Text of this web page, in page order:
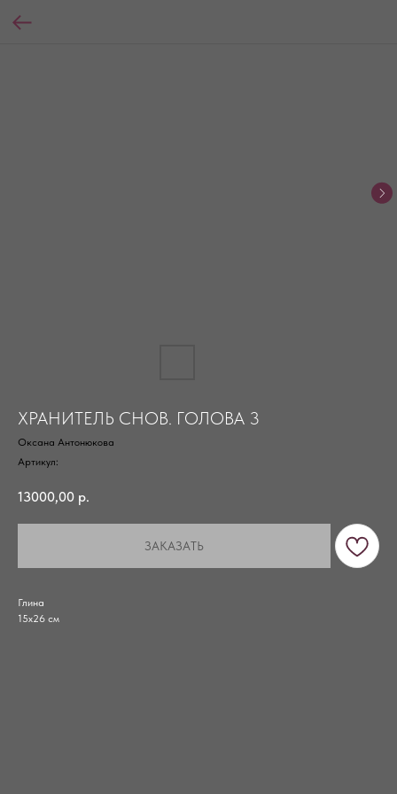
ХРАНИТЕЛЬ СНОВ. ГОЛОВА 3
Оксана Антонюкова
Артикул:
13000,00 р.
ЗАКАЗАТЬ
Глина
15х26 см